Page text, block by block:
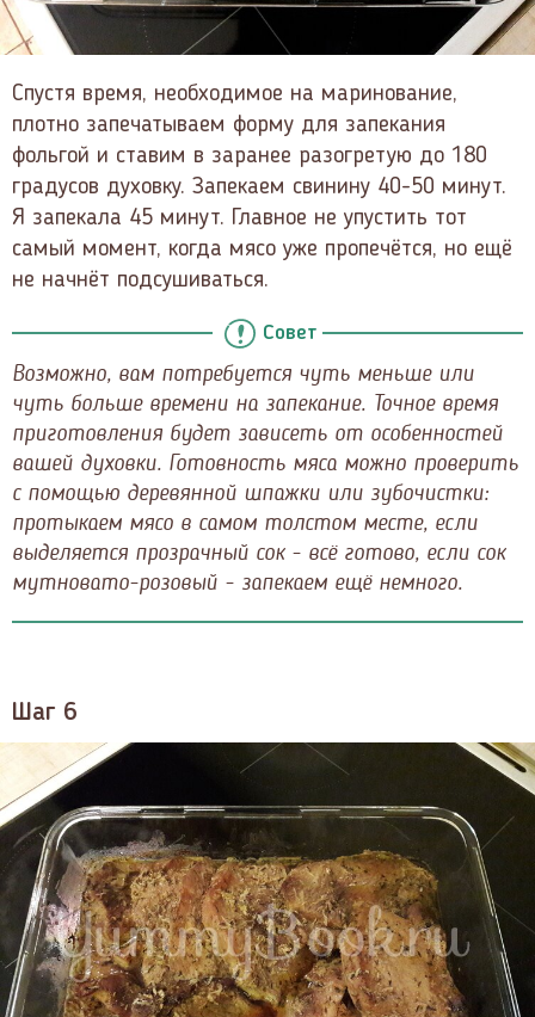
Спустя время, необходимое на маринование,
плотно запечатываем форму для запекания
фольгой и ставим в заранее разогретую до 180
градусов духовку. Запекаем свинину 40-50 минут.
Я запекала 45 минут. Главное не упустить тот
самый момент, когда мясо уже пропечётся, но ещё
не начнёт подсушиваться.
Совет
Возможно, вам потребуется чуть меньше или
чуть больше времени на запекание. Точное время
приготовления будет зависеть от особенностей
вашей духовки. Готовность мяса можно проверить
с помощью деревянной шпажки или зубочистки:
протыкаем мясо в самом толстом месте, если
выделяется прозрачный сок - всё готово, если сок
мутновато-розовый - запекаем ещё немного.
Шаг 6